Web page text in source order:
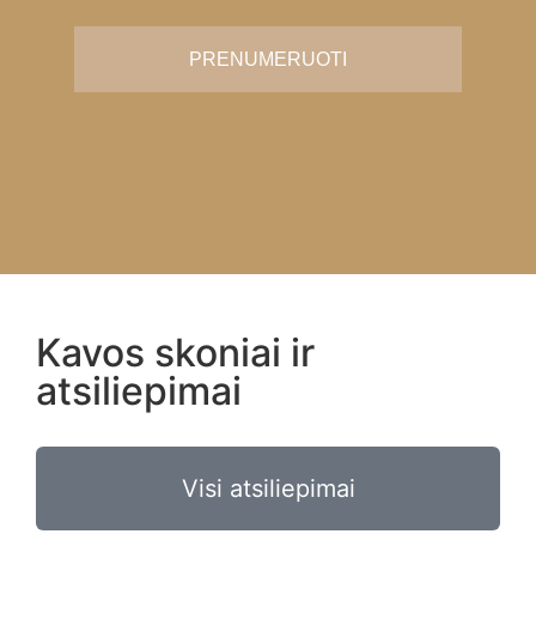
PRENUMERUOTI
Kavos skoniai ir
atsiliepimai
Visi atsiliepimai